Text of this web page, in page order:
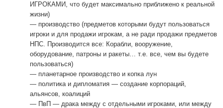
ИГРОКАМИ, что будет максимально приближено к реальной
жизни)
— производство (предметов которыми будут пользоваться
игроки и для продажи игрокам, а не ради продажи предметов
НПС. Производится все: Корабли, вооружение,
оборудование, патроны и ракеты… т.е. все, чем вы будете
пользоваться)
— планетарное производство и копка лун
— политика и дипломатия — создание корпораций,
альянсов, коалиций
— ПвП — драка между с отдельными игроками, или между